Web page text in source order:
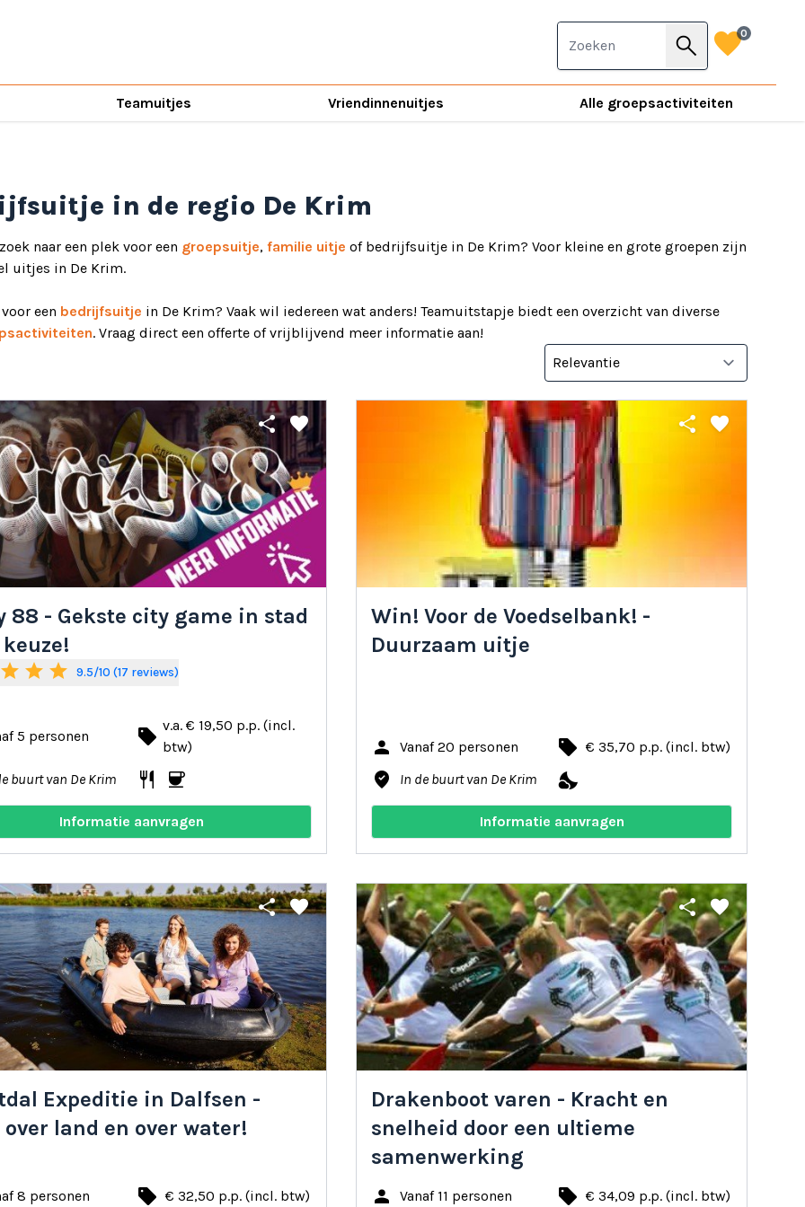
Teamuitjes Vriendinnenuitjes Alle groepsactiviteiten
search favorite0
in de regio De Krim
naar een plek voor een groepsuitje, familie uitje of bedrijfsuitje in De Krim? Voor kleine en grote groepen zijn
uitjes in De Krim.
een bedrijfsuitje in De Krim? Vaak wil iedereen wat anders! Teamuitstapje biedt een overzicht van diverse
. Vraag direct een offerte of vrijblijvend meer informatie aan!
share favorite
88 - Gekste city game in stad
star star star 9.5/10 (17 reviews)
5 personen local_offer v.a. € 19,50 p.p. (incl.
btw)
buurt van De Krim restaurant coffee
Informatie aanvragen
share favorite
Win! Voor de Voedselbank! -
Duurzaam uitje
person Vanaf 20 personen local_offer € 35,70 p.p. (incl. btw)
where_to_vote In de buurt van De Krim nights_stay
Informatie aanvragen
share favorite
Expeditie in Dalfsen -
land en over water!
8 personen local_offer € 32,50 p.p. (incl. btw)
share favorite
Drakenboot varen - Kracht en
snelheid door een ultieme
samenwerking
person
Vanaf 11 personen local_offer € 34,09 p.p. (incl. btw)